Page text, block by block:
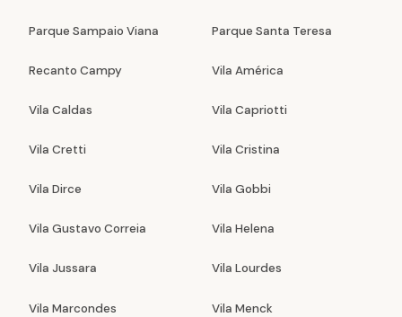
Parque Sampaio Viana Parque Santa Teresa
Recanto Campy Vila América
Vila Caldas Vila Capriotti
Vila Cretti Vila Cristina
Vila Dirce Vila Gobbi
Vila Gustavo Correia Vila Helena
Vila Jussara Vila Lourdes
Vila Marcondes Vila Menck